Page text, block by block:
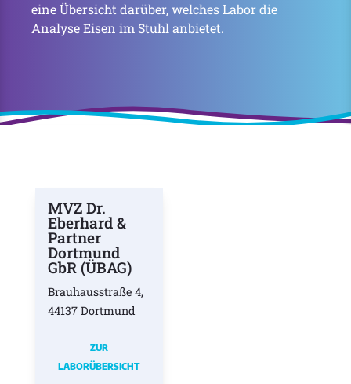
eine Übersicht darüber, welches Labor die
Analyse Eisen im Stuhl anbietet.
MVZ Dr.
Eberhard &
Partner
Dortmund
GbR (ÜBAG)
Brauhausstraße 4,
44137 Dortmund
ZUR
LABORÜBERSICHT